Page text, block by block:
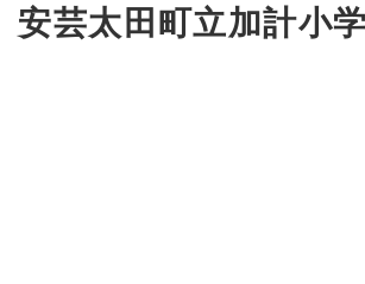
安芸太田町立加計小